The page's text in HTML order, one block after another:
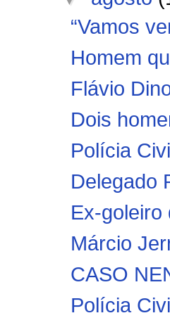
“Vamos
Homem
Flávio
Dois
Polícia
Delegado
Ex-goleiro
Márcio
CASO
Polícia